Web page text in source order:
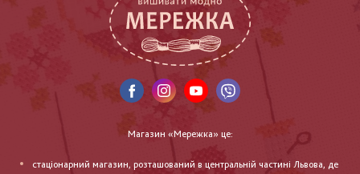
Магазин «Мережка» це:
стаціонарний магазин, розташований в центральній частині Львова, де